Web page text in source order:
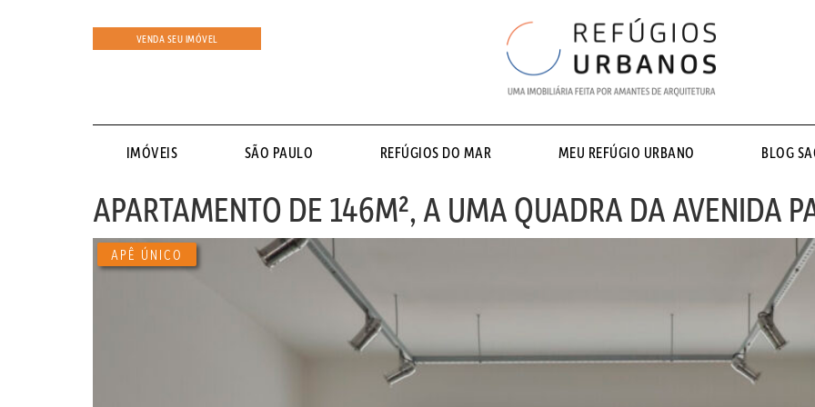
VENDA SEU IMÓVEL
IMÓVEIS SÃO PAULO REFÚGIOS DO MAR MEU REFÚGIO URBANO BLOG
APARTAMENTO DE 146M², A UMA QUADRA DA AVENIDA
APÊ ÚNICO